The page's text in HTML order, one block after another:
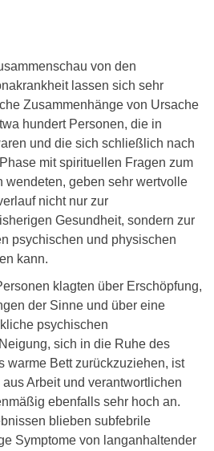
von den
lassen sich sehr
Zusammenhänge von Ursache
hundert Personen, die in
und die sich schließlich nach
mit spirituellen Fragen zum
wendeten, geben sehr wertvolle
nicht nur zur
Gesundheit, sondern zur
psychischen und physischen
kann.
klagten über Erschöpfung,
der Sinne und über eine
psychischen
sich in die Ruhe des
warme Bett zurückzuziehen, ist
Arbeit und verantwortlichen
ebenfalls sehr hoch an.
blieben subfebrile
Symptome von langanhaltender